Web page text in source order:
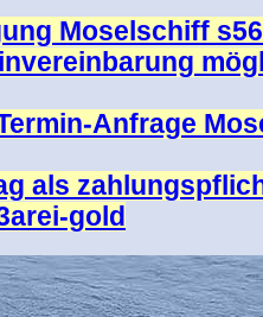
Moselschiff
Anfrage
als
gold